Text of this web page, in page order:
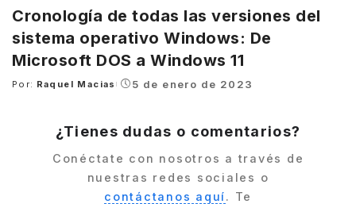
Cronología de todas las versiones del
sistema operativo Windows: De
Microsoft DOS a Windows 11
Posted
Por: Raquel Macias 5 de enero de 2023
¿Tienes dudas o comentarios?
Conéctate con nosotros a través de
nuestras redes sociales o
contáctanos aquí. Te